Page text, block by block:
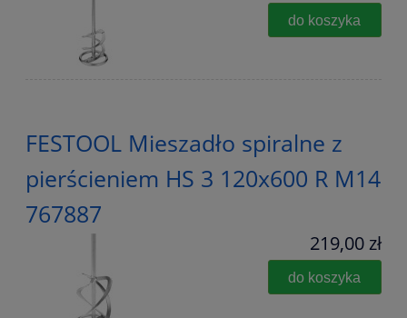
do koszyka
FESTOOL Mieszadło spiralne z
pierścieniem HS 3 120x600 R M14
767887
219,00 zł
do koszyka